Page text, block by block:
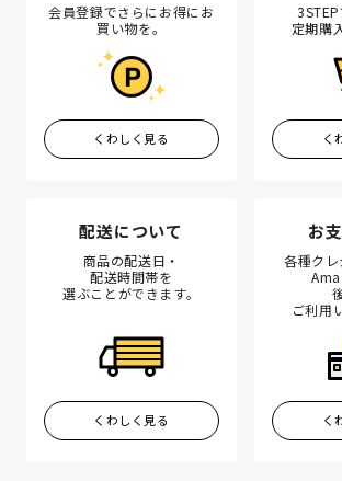
会員登録でさらにお得にお
買い物を。
くわしく見る
定期購
く
配送について
商品の配送日・
配送時間帯を
選ぶことができます。
くわしく見る
お
各種クレ
ご利用
く